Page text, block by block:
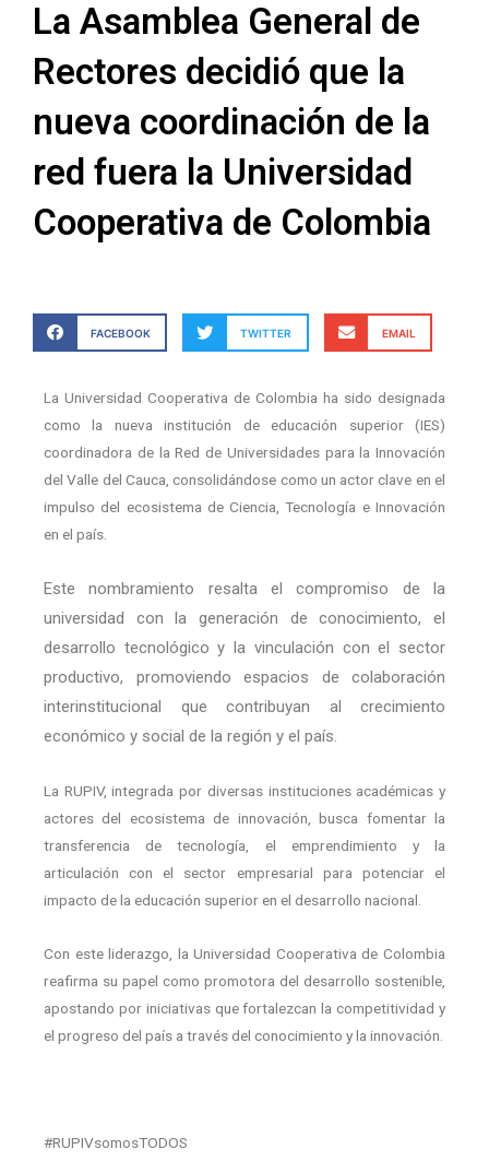
La Asamblea General de
Rectores decidió que la
nueva coordinación de la
red fuera la Universidad
Cooperativa de Colombia
FACEBOOK TWITTER EMAIL
La Universidad Cooperativa de Colombia ha sido designada
como la nueva institución de educación superior (IES)
coordinadora de la Red de Universidades para la Innovación
del Valle del Cauca, consolidándose como un actor clave en el
impulso del ecosistema de Ciencia, Tecnología e Innovación
en el país.
Este nombramiento resalta el compromiso de la
universidad con la generación de conocimiento, el
desarrollo tecnológico y la vinculación con el sector
productivo, promoviendo espacios de colaboración
interinstitucional que contribuyan al crecimiento
económico y social de la región y el país.
La RUPIV, integrada por diversas instituciones académicas y
actores del ecosistema de innovación, busca fomentar la
transferencia de tecnología, el emprendimiento y la
articulación con el sector empresarial para potenciar el
impacto de la educación superior en el desarrollo nacional.
Con este liderazgo, la Universidad Cooperativa de Colombia
reafirma su papel como promotora del desarrollo sostenible,
apostando por iniciativas que fortalezcan la competitividad y
el progreso del país a través del conocimiento y la innovación.
#RUPIVsomosTODOS